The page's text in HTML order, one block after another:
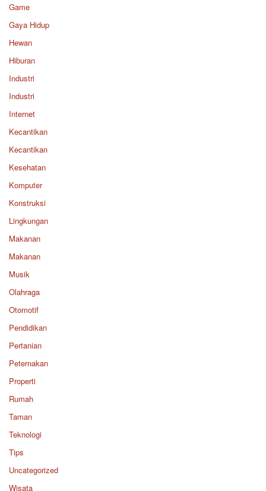
Game
Gaya Hidup
Hewan
Hiburan
Industri
Industri
Internet
Kecantikan
Kecantikan
Kesehatan
Komputer
Konstruksi
Lingkungan
Makanan
Makanan
Musik
Olahraga
Otomotif
Pendidikan
Pertanian
Peternakan
Properti
Rumah
Taman
Teknologi
Tips
Uncategorized
Wisata